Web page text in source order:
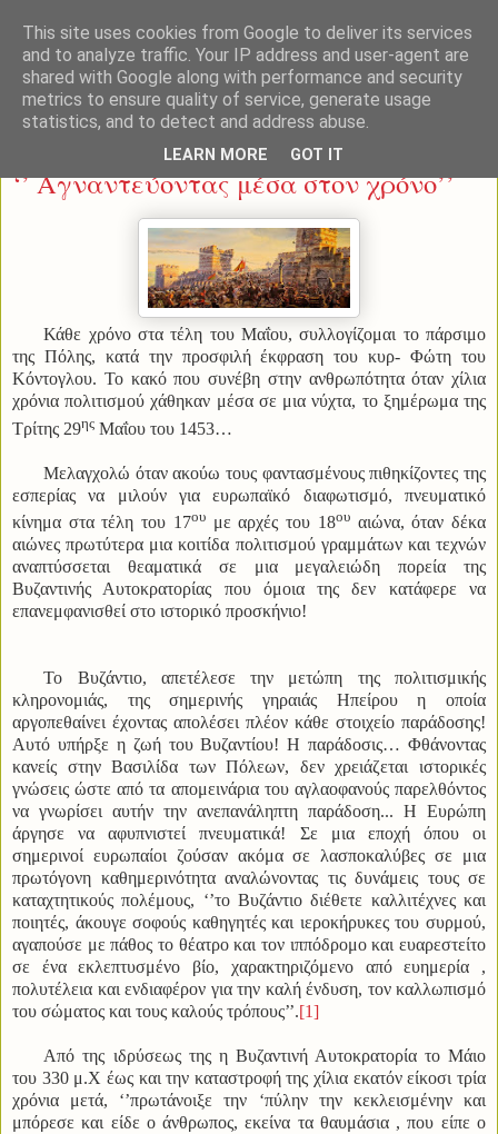
‘’ Αγναντεύοντας μέσα στον χρόνο’’
Κάθε χρόνο στα τέλη του Μαΐου, συλλογίζομαι το πάρσιμο
της Πόλης, κατά την προσφιλή έκφραση του κυρ- Φώτη του
Κόντογλου. Το κακό που συνέβη στην ανθρωπότητα όταν χίλια
χρόνια πολιτισμού χάθηκαν μέσα σε μια νύχτα, το ξημέρωμα της
Τρίτης 29ης Μαΐου του 1453…
Μελαγχολώ όταν ακούω τους φαντασμένους πιθηκίζοντες της
εσπερίας να μιλούν για ευρωπαϊκό διαφωτισμό, πνευματικό
κίνημα στα τέλη του 17ουμε αρχές του 18ουαιώνα, όταν δέκα
αιώνες πρωτύτερα μια κοιτίδα πολιτισμού γραμμάτων και τεχνών
αναπτύσσεται θεαματικά σε μια μεγαλειώδη πορεία της
Βυζαντινής Αυτοκρατορίας που όμοια της δεν κατάφερε να
επανεμφανισθεί στο ιστορικό προσκήνιο!
Το Βυζάντιο, απετέλεσε την μετώπη της πολιτισμικής
κληρονομιάς, της σημερινής γηραιάς Ηπείρου η οποία
αργοπεθαίνει έχοντας απολέσει πλέον κάθε στοιχείο παράδοσης!
Αυτό υπήρξε η ζωή του Βυζαντίου! Η παράδοσις… Φθάνοντας
κανείς στην Βασιλίδα των Πόλεων, δεν χρειάζεται ιστορικές
γνώσεις ώστε από τα απομεινάρια του αγλαοφανούς παρελθόντος
να γνωρίσει αυτήν την ανεπανάληπτη παράδοση... Η Ευρώπη
άργησε να αφυπνιστεί πνευματικά! Σε μια εποχή όπου οι
σημερινοί ευρωπαίοι ζούσαν ακόμα σε λασποκαλύβες σε μια
πρωτόγονη καθημερινότητα αναλώνοντας τις δυνάμεις τους σε
καταχτητικούς πολέμους, ‘’το Βυζάντιο διέθετε καλλιτέχνες και
ποιητές, άκουγε σοφούς καθηγητές και ιεροκήρυκες του συρμού,
αγαπούσε με πάθος το θέατρο και τον ιππόδρομο και ευαρεστείτο
σε ένα εκλεπτυσμένο βίο, χαρακτηριζόμενο από ευημερία ,
πολυτέλεια και ενδιαφέρον για την καλή ένδυση, τον καλλωπισμό
του σώματος και τους καλούς τρόπους’’.[1]
Από της ιδρύσεως της η Βυζαντινή Αυτοκρατορία το Μάιο
του 330 μ.Χ έως και την καταστροφή της χίλια εκατόν είκοσι τρία
χρόνια μετά, ‘’πρωτάνοιξε την ‘πύλην την κεκλεισμένην και
μπόρεσε και είδε ο άνθρωπος, εκείνα τα θαυμάσια , που είπε ο
This site uses cookies from Google to deliver its services
and to analyze traffic. Your IP address and user-agent are
shared with Google along with performance and security
metrics to ensure quality of service, generate usage
statistics, and to detect and address abuse.
LEARN MORE GOT IT